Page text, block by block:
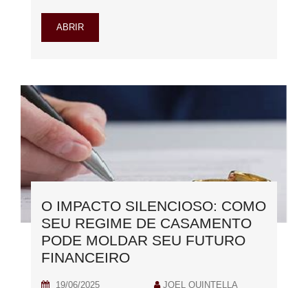
ABRIR
O IMPACTO SILENCIOSO: COMO
SEU REGIME DE CASAMENTO
PODE MOLDAR SEU FUTURO
FINANCEIRO
19/06/2025 JOEL QUINTELLA